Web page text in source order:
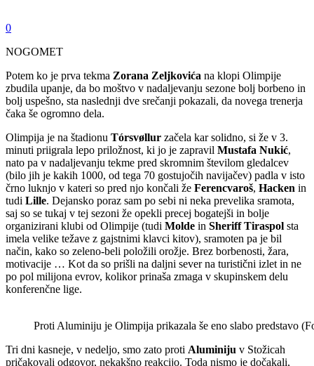
0
NOGOMET
Potem ko je prva tekma Zorana Zeljkovića na klopi Olimpije
zbudila upanje, da bo moštvo v nadaljevanju sezone bolj borbeno in
bolj uspešno, sta naslednji dve srečanji pokazali, da novega trenerja
čaka še ogromno dela.
Olimpija je na štadionu Tórsvøllur začela kar solidno, si že v 3.
minuti priigrala lepo priložnost, ki jo je zapravil Mustafa Nukić,
nato pa v nadaljevanju tekme pred skromnim številom gledalcev
(bilo jih je kakih 1000, od tega 70 gostujočih navijačev) padla v isto
črno luknjo v kateri so pred njo končali že Ferencvaroš, Hacken in
tudi Lille. Dejansko poraz sam po sebi ni neka prevelika sramota,
saj so se tukaj v tej sezoni že opekli precej bogatejši in bolje
organizirani klubi od Olimpije (tudi Molde in Sheriff Tiraspol sta
imela velike težave z gajstnimi klavci kitov), sramoten pa je bil
način, kako so zeleno-beli položili orožje. Brez borbenosti, žara,
motivacije … Kot da so prišli na daljni sever na turistični izlet in ne
po pol milijona evrov, kolikor prinaša zmaga v skupinskem delu
konferenčne lige.
Proti Aluminiju je Olimpija prikazala še eno slabo predstavo
Tri dni kasneje, v nedeljo, smo zato proti Aluminiju v Stožicah
pričakovali odgovor, nekakšno reakcijo. Toda nismo je dočakali,